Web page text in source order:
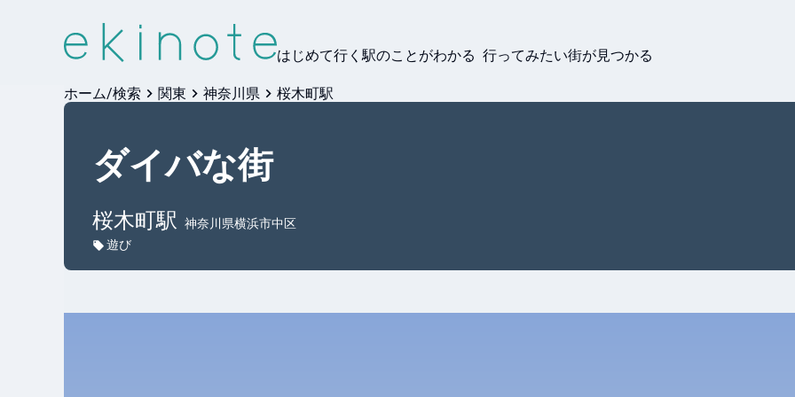
はじめて行く駅のことがわかる 行ってみたい街が見つかる
ホーム/検索 関東 神奈川県 桜木町駅
ダイバな街
桜木町駅
神奈川県横浜市中区
遊び